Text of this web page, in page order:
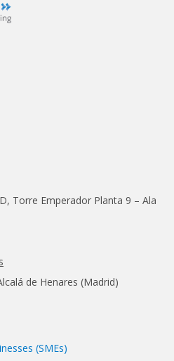
Torre Emperador Planta 9 – Ala
de Henares (Madrid)
(SMEs)